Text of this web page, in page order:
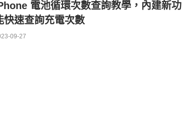
電池循環次數查詢教學，內建新功
快速查詢充電次數
09-27